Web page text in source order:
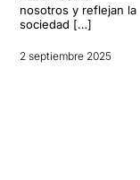
nosotros y reflejan la
sociedad […]
2 septiembre 2025